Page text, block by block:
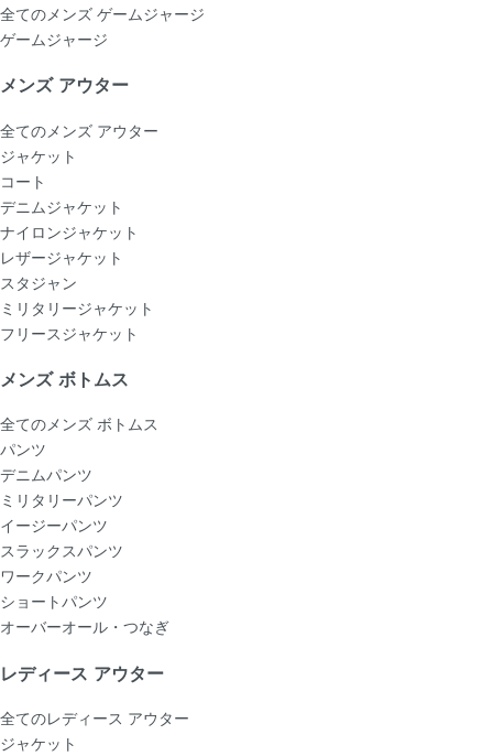
全てのメンズ ゲームジャージ
ゲームジャージ
メンズ アウター
全てのメンズ アウター
ジャケット
コート
デニムジャケット
ナイロンジャケット
レザージャケット
スタジャン
ミリタリージャケット
フリースジャケット
メンズ ボトムス
全てのメンズ ボトムス
パンツ
デニムパンツ
ミリタリーパンツ
イージーパンツ
スラックスパンツ
ワークパンツ
ショートパンツ
オーバーオール・つなぎ
レディース アウター
全てのレディース アウター
ジャケット